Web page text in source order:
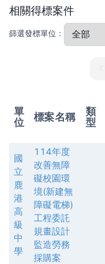
相關得標案件
篩選發標單位：
單
位
標案名稱
類
型
國
立
鹿
港
高
級
中
學
114年度
改善無障
礙校園環
境(新建無
障礙電梯)
工程委託
規畫設計
監造勞務
採購案